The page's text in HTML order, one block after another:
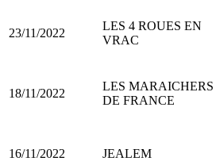
23/11/2022
LES 4 ROUES EN
VRAC
18/11/2022
LES MARAICHERS
DE FRANCE
16/11/2022 JEALEM